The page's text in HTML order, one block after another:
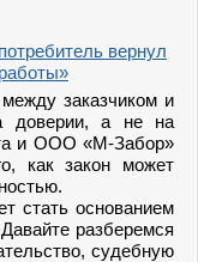
вернул
заказчиком и
доверии, а не на
и ООО «М-Забор»
как закон может
стать основанием
разберемся
судебную